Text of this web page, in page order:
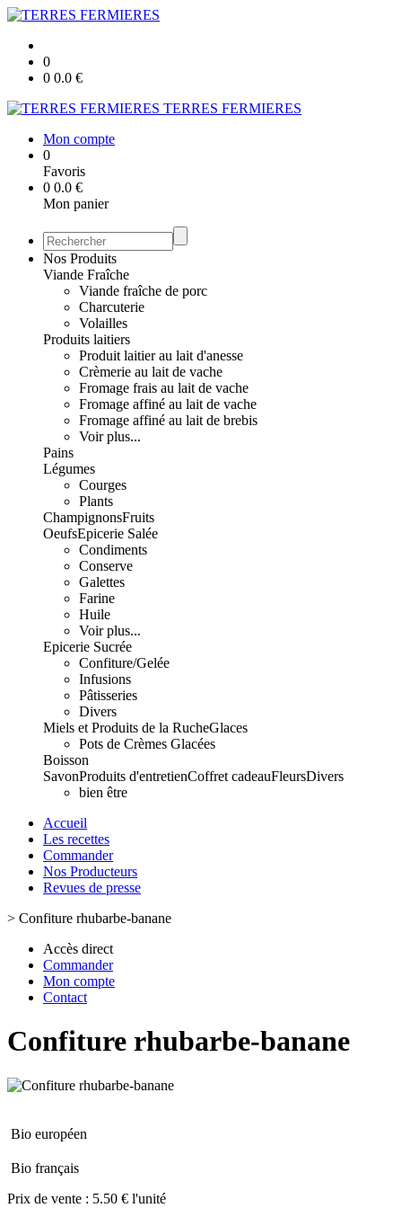
0
0 0.0 €
TERRES FERMIERES
Mon compte
0
Favoris
0 0.0 €
Mon panier
Nos Produits
Viande Fraîche
Viande fraîche de porc
Charcuterie
Volailles
Produits laitiers
Produit laitier au lait d'anesse
Crèmerie au lait de vache
Fromage frais au lait de vache
Fromage affiné au lait de vache
Fromage affiné au lait de brebis
Voir plus...
Pains
Légumes
Courges
Plants
ChampignonsFruits
OeufsEpicerie Salée
Condiments
Conserve
Galettes
Farine
Huile
Voir plus...
Epicerie Sucrée
Confiture/Gelée
Infusions
Pâtisseries
Divers
Miels et Produits de la RucheGlaces
Pots de Crèmes Glacées
Boisson
SavonProduits d'entretienCoffret cadeauFleursDivers
bien être
Accueil
Les recettes
Commander
Nos Producteurs
Revues de presse
> Confiture rhubarbe-banane
Accès direct
Commander
Mon compte
Contact
Confiture rhubarbe-banane
Bio européen
Bio français
Prix de vente : 5.50 € l'unité